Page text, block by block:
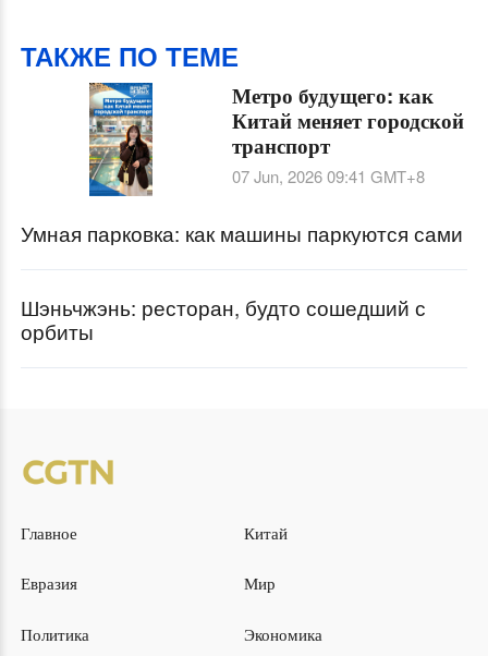
ТАКЖЕ ПО ТЕМЕ
Метро будущего: как
Китай меняет городской
транспорт
07 Jun, 2026 09:41 GMT+8
Умная парковка: как машины паркуются сами
Шэньчжэнь: ресторан, будто сошедший с
орбиты
Главное Китай
Евразия Мир
Политика Экономика